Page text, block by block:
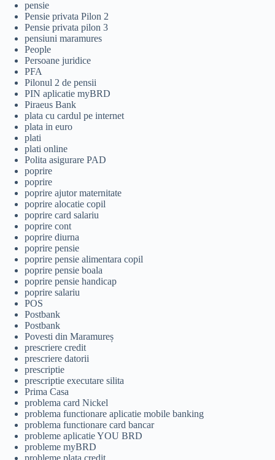
pensie
Pensie privata Pilon 2
Pensie privata pilon 3
pensiuni maramures
People
Persoane juridice
PFA
Pilonul 2 de pensii
PIN aplicatie myBRD
Piraeus Bank
plata cu cardul pe internet
plata in euro
plati
plati online
Polita asigurare PAD
poprire
poprire
poprire ajutor maternitate
poprire alocatie copil
poprire card salariu
poprire cont
poprire diurna
poprire pensie
poprire pensie alimentara copil
poprire pensie boala
poprire pensie handicap
poprire salariu
POS
Postbank
Postbank
Povesti din Maramureș
prescriere credit
prescriere datorii
prescriptie
prescriptie executare silita
Prima Casa
problema card Nickel
problema functionare aplicatie mobile banking
problema functionare card bancar
probleme aplicatie YOU BRD
probleme myBRD
probleme plata credit